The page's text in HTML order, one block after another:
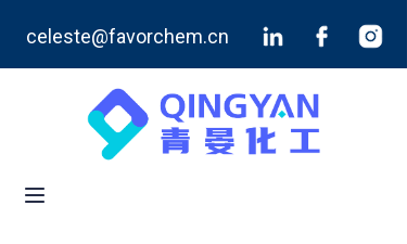
celeste@favorchem.cn
Blog